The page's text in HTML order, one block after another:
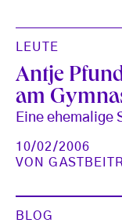
LEUTE
Antje
am
Eine ehemalige
10/02/2006
VON
BLOG